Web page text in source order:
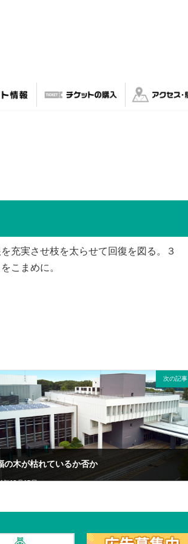
充実させ枝を太らせて回復を図る。３
こまめに。
次の記事
の木が枯れているか否か
年10月15日